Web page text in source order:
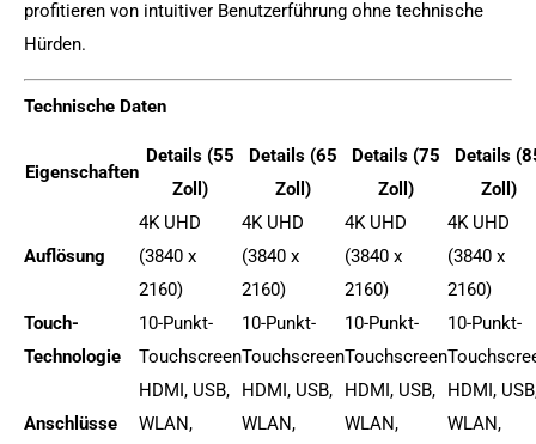
profitieren von intuitiver Benutzerführung ohne technische
Hürden.
Technische Daten
Eigenschaften
Details (55
Zoll)
Details (65
Zoll)
Details (75
Zoll)
Details
Zoll)
Auflösung
4K UHD
(3840 x
2160)
4K UHD
(3840 x
2160)
4K UHD
(3840 x
2160)
4K UHD
(3840 x
2160)
Touch-
Technologie
10-Punkt-
Touchscreen
10-Punkt-
Touchscreen
10-Punkt-
Touchscreen
10-Punkt-
Anschlüsse
HDMI, USB,
WLAN,
HDMI, USB,
WLAN,
HDMI, USB,
WLAN,
HDMI,
WLAN,